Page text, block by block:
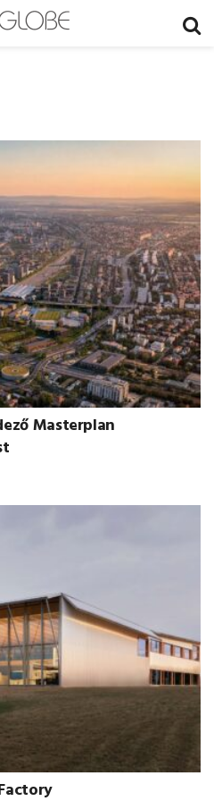
Masterplan